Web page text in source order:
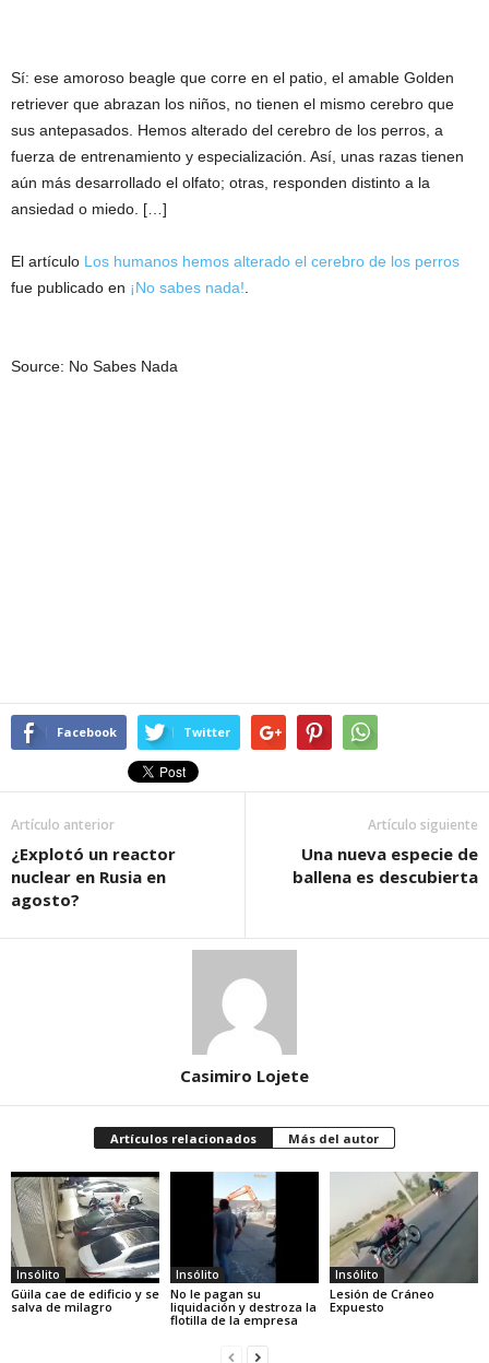
Sí: ese amoroso beagle que corre en el patio, el amable Golden
retriever que abrazan los niños, no tienen el mismo cerebro que
sus antepasados. Hemos alterado del cerebro de los perros, a
fuerza de entrenamiento y especialización. Así, unas razas tienen
aún más desarrollado el olfato; otras, responden distinto a la
ansiedad o miedo. […]
El artículo Los humanos hemos alterado el cerebro de los perros
fue publicado en ¡No sabes nada!
Source: No Sabes Nada
Facebook Twitter
Artículo anterior
¿Explotó un reactor
nuclear en Rusia en
agosto?
Artículo siguiente
Una nueva especie de
ballena es descubierta
Casimiro Lojete
Artículos relacionados Más del autor
Insólito
Güila cae de edificio y se
salva de milagro
Insólito
No le pagan su
liquidación y destroza la
flotilla de la empresa
Insólito
Lesión de Cráneo
Expuesto